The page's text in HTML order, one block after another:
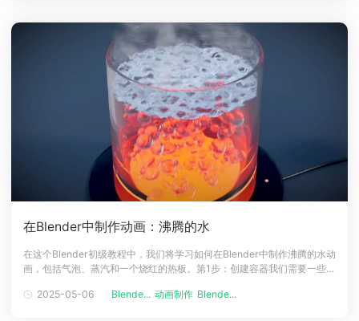
在Blender中制作动画：沸腾的水
在这个Blender初级教程中，我们将学习如何在Blender中制作沸腾的水动
画，包括气泡、蒸汽和一个烧红的热板。第1步：创建容器我们需要一些东
水。创建一个圆柱体，删除顶部和底部的面，留下一个开放式的管子，看
2025-05-06 Blende... 动画制作 Blende...